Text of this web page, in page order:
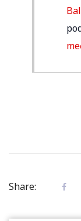
Share: